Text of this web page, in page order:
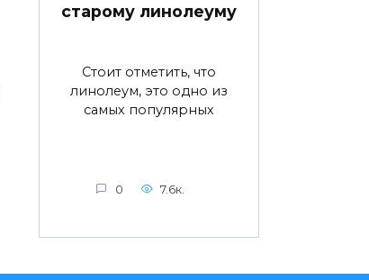
старому линолеуму
Стоит отметить, что
линолеум, это одно из
самых популярных
0 7.6к.